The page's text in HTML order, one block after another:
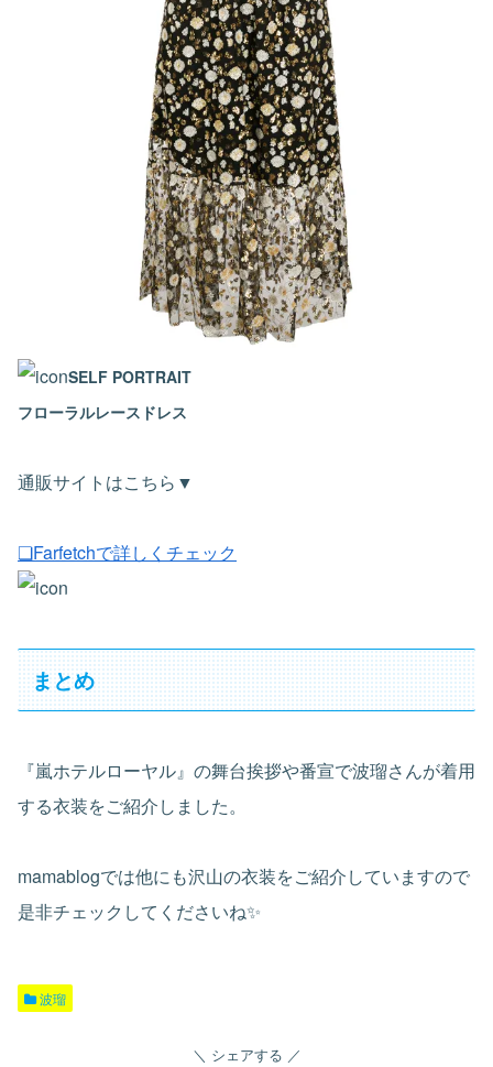
SELF PORTRAIT
フローラルレースドレス
通販サイトはこちら▼
❏Farfetchで詳しくチェック
まとめ
『嵐ホテルローヤル』の舞台挨拶や番宣で波瑠さんが着用
する衣装をご紹介しました。
mamablogでは他にも沢山の衣装をご紹介していますので
是非チェックしてくださいね✨
波瑠
シェアする